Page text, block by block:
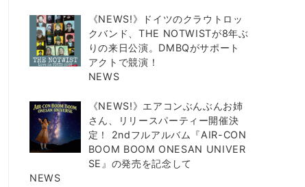
《NEWS!》ドイツのクラウトロッ
クバンド、THE NOTWISTが8年ぶ
りの来日公演。DMBQがサポート
アクトで競演！
NEWS
《NEWS!》エアコンぶんぶんお姉
さん、リリースパーティー開催決
定！ 2ndフルアルバム『AIR-CON
BOOM BOOM ONESAN UNIVER
SE』の発売を記念して
NEWS